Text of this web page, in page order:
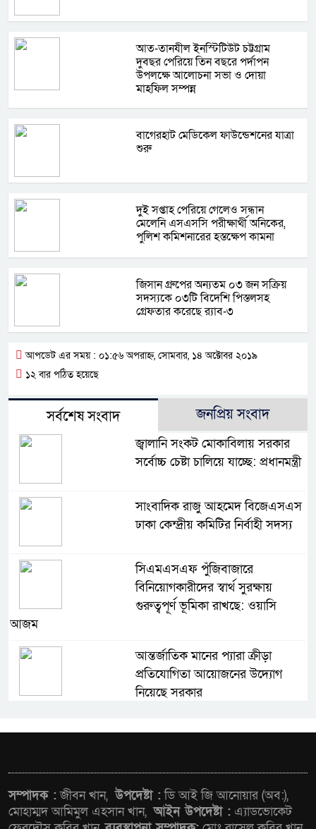
আত-তানযীল ইনস্টিটিউট চট্টগ্রাম
দুবছর পেরিয়ে তিন বছরে পর্দাপন
উপলক্ষে আলোচনা সভা ও দোয়া
মাহফিল সম্পন্ন
বাগেরহাট মেডিকেল ফাউন্ডেশনের যাত্রা
শুরু
দু্ই সপ্তাহ পেরিয়ে গেলেও সন্ধান
মেলেনি এসএসসি পরীক্ষার্থী অনিকের,
পুলিশ কমিশনারের হস্তক্ষেপ কামনা
জিসান গ্রুপের অন্যতম ০৩ জন সক্রিয়
সদস্যকে ০৩টি বিদেশি পিস্তলসহ
গ্রেফতার করেছে র‍্যাব-৩
আপডেট এর সময় : ০১:৫৬ অপরাহ্ন, সোমবার, ১৪ অক্টোবর ২০১৯
১২ বার পঠিত হয়েছে
সর্বশেষ সংবাদ জনপ্রিয় সংবাদ
জ্বালানি সংকট মোকাবিলায় সরকার
সর্বোচ্চ চেষ্টা চালিয়ে যাচ্ছে: প্রধানমন্ত্রী
সাংবাদিক রাজু আহমেদ বিজেএসএস
ঢাকা কেন্দ্রীয় কমিটির নির্বাহী সদস্য
সিএমএসএফ পুঁজিবাজারে
বিনিয়োগকারীদের স্বার্থ সুরক্ষায়
গুরুত্বপূর্ণ ভূমিকা রাখছে: ওয়াসি
আজম
আন্তর্জাতিক মানের প্যারা ক্রীড়া
প্রতিযোগিতা আয়োজনের উদ্যোগ
নিয়েছে সরকার
লালমনিরহাটে মাদকসহ
মোটরসাইকেল জব্দ বিজিবি’র
সম্পাদক :জীবন খান,উপদেষ্টা :ডি আই জি আনোয়ার (অব:),
মোহাম্মদ আমিমুল এহসান খান,আইন উপদেষ্টা : এ্যাডভোকেট